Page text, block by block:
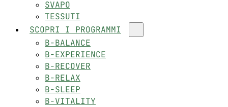
SVAPO
TESSUTI
SCOPRI I PROGRAMMI
B-BALANCE
B-EXPERIENCE
B-RECOVER
B-RELAX
B-SLEEP
B-VITALITY